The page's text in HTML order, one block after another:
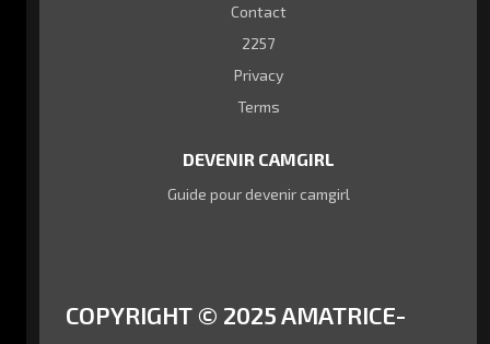
Contact
2257
Privacy
Terms
DEVENIR CAMGIRL
Guide pour devenir camgirl
COPYRIGHT © 2025 AMATRICE-